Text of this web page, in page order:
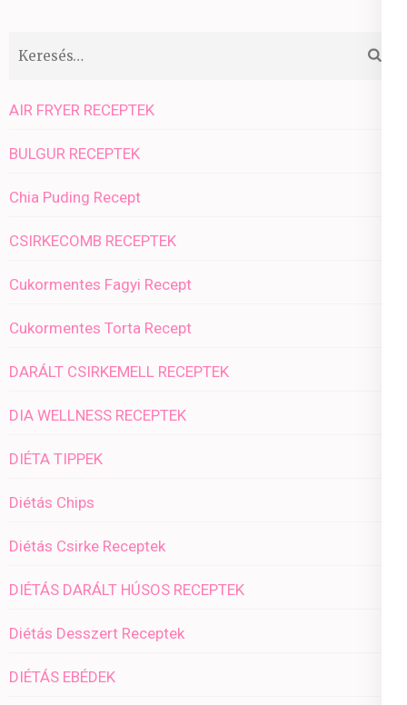
Keresés:
AIR FRYER RECEPTEK
BULGUR RECEPTEK
Chia Puding Recept
CSIRKECOMB RECEPTEK
Cukormentes Fagyi Recept
Cukormentes Torta Recept
DARÁLT CSIRKEMELL RECEPTEK
DIA WELLNESS RECEPTEK
DIÉTA TIPPEK
Diétás Chips
Diétás Csirke Receptek
DIÉTÁS DARÁLT HÚSOS RECEPTEK
Diétás Desszert Receptek
DIÉTÁS EBÉDEK